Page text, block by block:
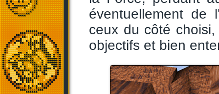
éventuellement
ceux du côté
objectifs et bien